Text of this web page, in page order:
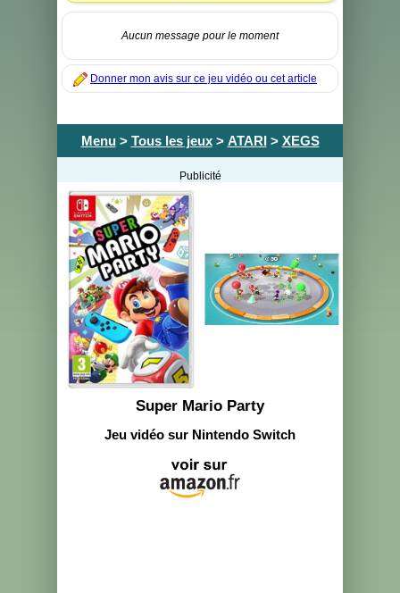
Aucun message pour le moment
Donner mon avis sur ce jeu vidéo ou cet article
Menu> Tous les jeux> ATARI> XEGS
Publicité
Super Mario Party
Jeu vidéo sur Nintendo Switch